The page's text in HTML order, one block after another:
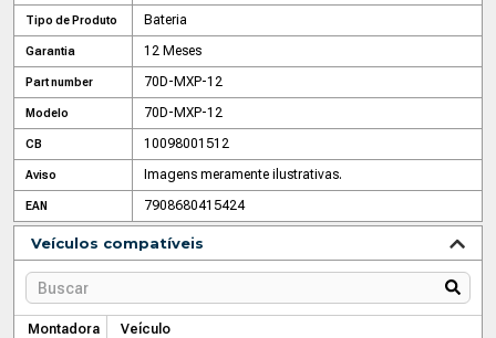
Tipo de Produto Bateria
Garantia 12 Meses
Part number 70D-MXP-12
Modelo 70D-MXP-12
CB 10098001512
Aviso Imagens meramente ilustrativas.
EAN 7908680415424
Veículos compatíveis
Montadora
Veículo